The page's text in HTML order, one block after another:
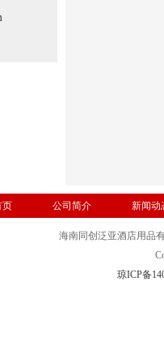
页 公司简介 新闻动
海南同创泛亚酒店用品
琼ICP备